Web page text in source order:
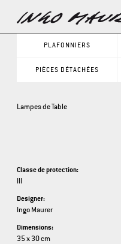
PLAFONNIERS
PIÈCES DÉTACHÉES
Lampes de Table
Classe de protection:
III
Designer:
Ingo Maurer
Dimensions:
35 x 30 cm